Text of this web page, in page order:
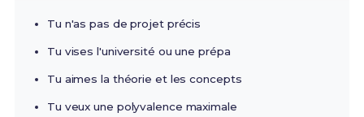
Tu n'as pas de projet précis
Tu vises l'université ou une prépa
Tu aimes la théorie et les concepts
Tu veux une polyvalence maximale